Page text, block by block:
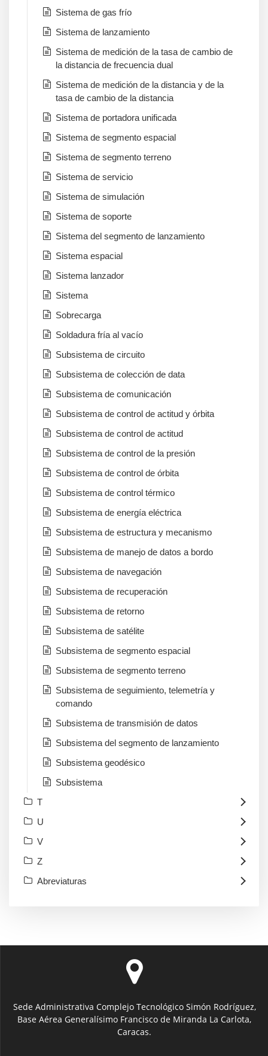
Sistema de gas frío
Sistema de lanzamiento
Sistema de medición de la tasa de cambio de
la distancia de frecuencia dual
Sistema de medición de la distancia y de la
tasa de cambio de la distancia
Sistema de portadora unificada
Sistema de segmento espacial
Sistema de segmento terreno
Sistema de servicio
Sistema de simulación
Sistema de soporte
Sistema del segmento de lanzamiento
Sistema espacial
Sistema lanzador
Sistema
Sobrecarga
Soldadura fría al vacío
Subsistema de circuito
Subsistema de colección de data
Subsistema de comunicación
Subsistema de control de actitud y órbita
Subsistema de control de actitud
Subsistema de control de la presión
Subsistema de control de órbita
Subsistema de control térmico
Subsistema de energía eléctrica
Subsistema de estructura y mecanismo
Subsistema de manejo de datos a bordo
Subsistema de navegación
Subsistema de recuperación
Subsistema de retorno
Subsistema de satélite
Subsistema de segmento espacial
Subsistema de segmento terreno
Subsistema de seguimiento, telemetría y
comando
Subsistema de transmisión de datos
Subsistema del segmento de lanzamiento
Subsistema geodésico
Subsistema
T
U
V
Z
Abreviaturas
Sede Administrativa Complejo Tecnológico Simón Rodríguez,
Base Aérea Generalísimo Francisco de Miranda La Carlota,
Caracas.